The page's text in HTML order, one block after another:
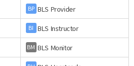
BP BLS Provider
BI BLS Instructor
BM BLS Monitor